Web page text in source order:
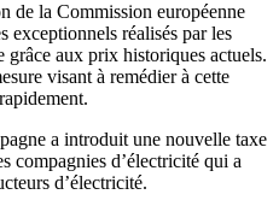
de la Commission européenne
exceptionnels réalisés par les
grâce aux prix historiques actuels.
visant à remédier à cette
a introduit une nouvelle taxe
compagnies d’électricité qui a
d’électricité.